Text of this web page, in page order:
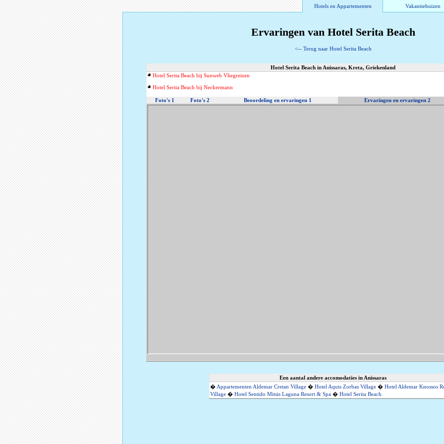
Hotels en Appartementen Vakantiehuizen
Ervaringen van Hotel Serita Beach
<-- Terug naar Hotel Serita Beach
Hotel Serita Beach in Anissaras, Kreta, Griekenland
Hotel Serita Beach bij Sunweb Vliegreizen
Hotel Serita Beach bij Neckermann
Foto's 1 Foto's 2 Beoordeling en ervaringen 1 Ervaringen en ervaringen 2
Een aantal andere accomodaties in Anissaras
�Appartementen Aldemar Cretan Village � Hotel Aquis Zorbas Village � Hotel Aldemar Knossos
Village � Hotel Sentido Mitsis Laguna Resort & Spa � Hotel Serita Beach